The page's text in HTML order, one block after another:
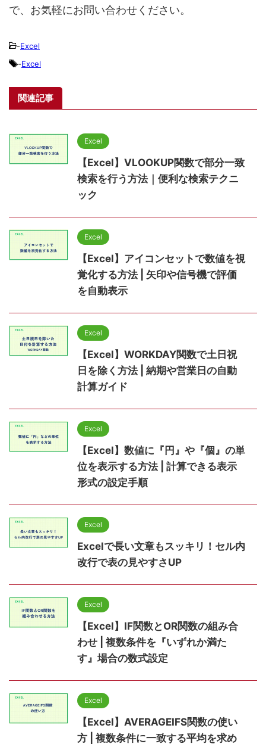
で、お気軽にお問い合わせください。
-Excel
-Excel
関連記事
Excel
【Excel】VLOOKUP関数で部分一致
検索を行う方法｜便利な検索テクニ
ック
Excel
【Excel】アイコンセットで数値を視
覚化する方法 | 矢印や信号機で評価
を自動表示
Excel
【Excel】WORKDAY関数で土日祝
日を除く方法 | 納期や営業日の自動
計算ガイド
Excel
【Excel】数値に『円』や『個』の単
位を表示する方法 | 計算できる表示
形式の設定手順
Excel
Excelで長い文章もスッキリ！セル内
改行で表の見やすさUP
Excel
【Excel】IF関数とOR関数の組み合
わせ | 複数条件を『いずれか満た
す』場合の数式設定
Excel
【Excel】AVERAGEIFS関数の使い
方 | 複数条件に一致する平均を求め